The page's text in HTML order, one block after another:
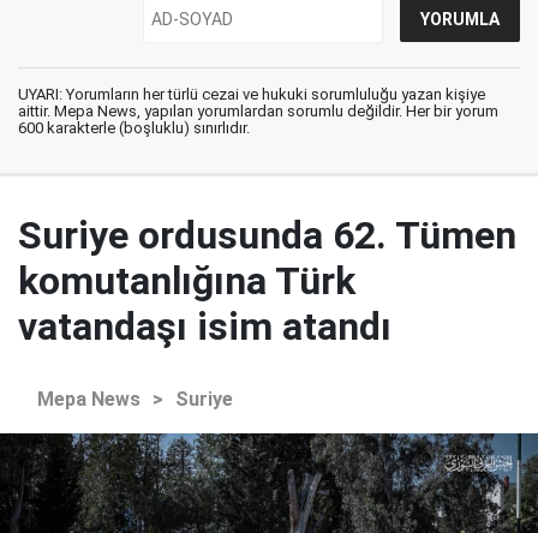
UYARI: Yorumların her türlü cezai ve hukuki sorumluluğu yazan kişiye
aittir. Mepa News, yapılan yorumlardan sorumlu değildir. Her bir yorum
600 karakterle (boşluklu) sınırlıdır.
Suriye ordusunda 62. Tümen
komutanlığına Türk
vatandaşı isim atandı
Mepa News > Suriye